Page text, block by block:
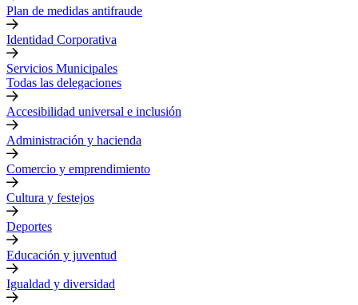
Plan de medidas antifraude
Identidad Corporativa
Servicios Municipales
Todas las delegaciones
Accesibilidad universal e inclusión
Administración y hacienda
Comercio y emprendimiento
Cultura y festejos
Deportes
Educación y juventud
Igualdad y diversidad